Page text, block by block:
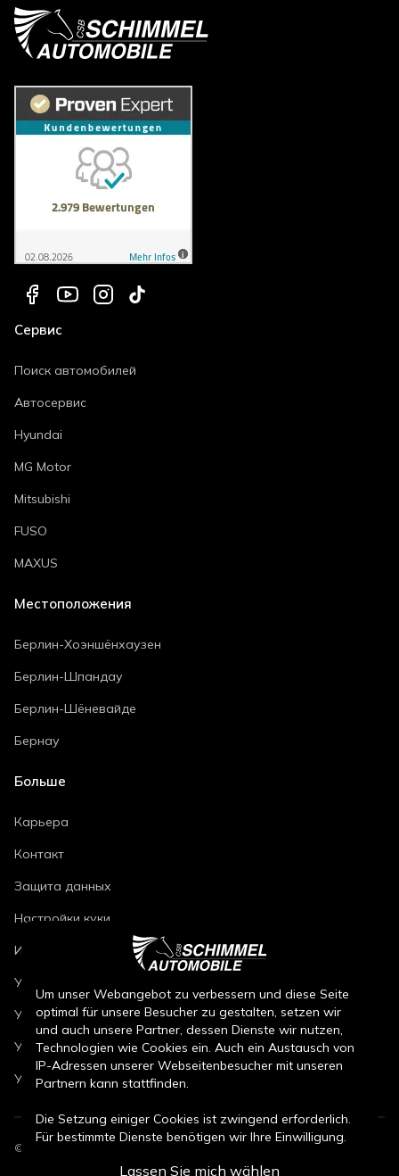
Сервис
Поиск автомобилей
Автосервис
Hyundai
MG Motor
Mitsubishi
FUSO
MAXUS
Местоположения
Берлин-Хоэншёнхаузен
Берлин-Шпандау
Берлин-Шёневайде
Бернау
Больше
Карьера
Контакт
Защита данных
Настройки куки
Импринт
Условия ремонта автомобилей
Условия продажи новых автомобилей
Условия продажи подержанных автомобилей
Условия продажи запчастей
© CSB Schimmel Automobile GmbH. Все права защищены.
Um unser Webangebot zu verbessern und diese Seite
optimal für unsere Besucher zu gestalten, setzen wir
und auch unsere Partner, dessen Dienste wir nutzen,
Technologien wie Cookies ein. Auch ein Austausch von
IP-Adressen unserer Webseitenbesucher mit unseren
Partnern kann stattfinden.
Die Setzung einiger Cookies ist zwingend erforderlich.
Für bestimmte Dienste benötigen wir Ihre Einwilligung.
Durch den Klick auf „Alle Cookies akzeptieren“, willigen
Lassen Sie mich wählen